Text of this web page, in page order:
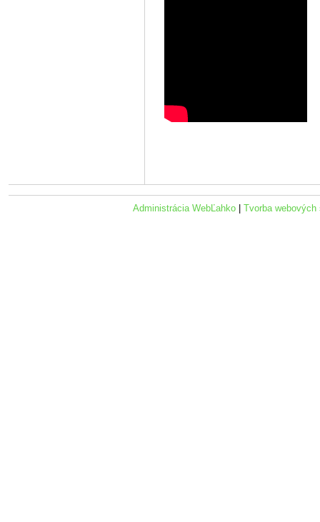
Administrácia WebĽahko Tvorba